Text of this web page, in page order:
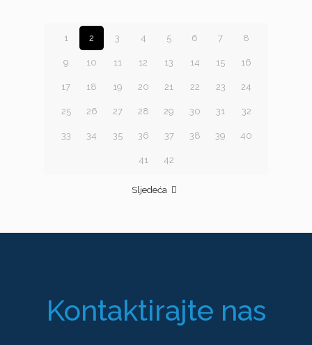
1 2 3 4 5 6 7 8
9 10 11 12 13 14 15 16
17 18 19 20 21 22 23 24
25 26 27 28 29 30 31 32
33 34 35 36 37 38 39 40
41 42
Sljedeća
Kontaktirajte nas